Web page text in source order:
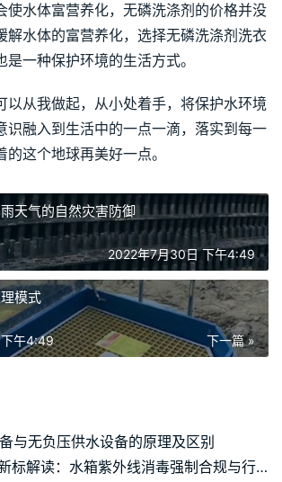
使水体富营养化，无磷洗涤剂的价格并没
解水体的富营养化，选择无磷洗涤剂洗衣
一种保护环境的生活方式。
以从我做起，从小处着手，将保护水环境
识融入到生活中的一点一滴，落实到每一
这个地球再美好一点。
天气的自然灾害防御
2022年7月30日 下午4:49
模式
下一篇 »
午4:49
与无负压供水设备的原理及区别
GB17051-2025新标解读：水箱紫外线消毒强制合规与行业升级指南